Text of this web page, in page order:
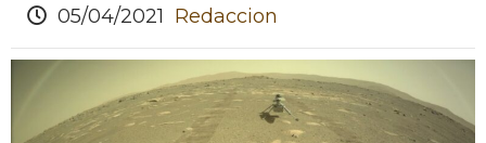
05/04/2021 Redaccion